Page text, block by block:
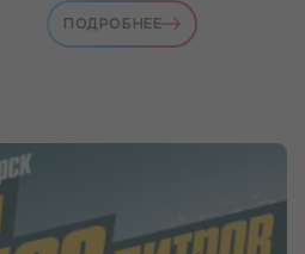
ПОДРОБНЕЕ